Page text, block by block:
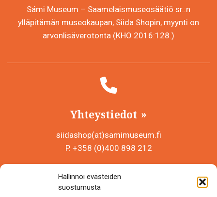
Hallinnoi evästeiden
suostumusta
Sámi Museum – Saamelaismuseosäätiö sr.:n
ylläpitämän museokaupan, Siida Shopin, myynti on
arvonlisäverotonta (KHO 2016:128.)
Yhteystiedot
siidashop(at)samimuseum.fi
P. +358 (0)400 898 212
Y-tunnus 0625907-2